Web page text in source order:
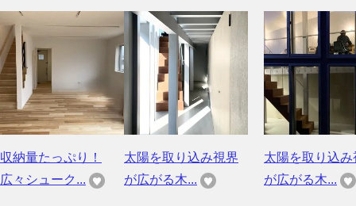
収納量たっぷり！
広々シューク...
太陽を取り込み視界
が広がる木...
太陽を取り込み
が広がる木...